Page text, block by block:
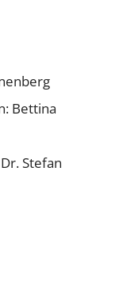
Bettina
Stefan